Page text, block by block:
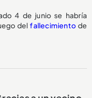
4 de junio se habría
delfallecimiento de